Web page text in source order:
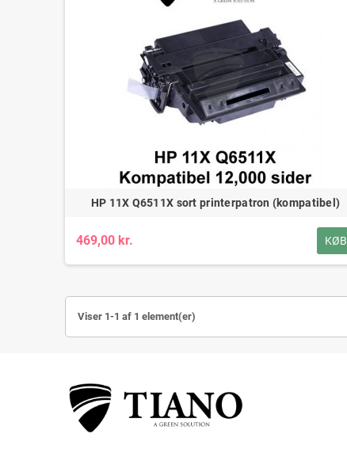
HP 11X Q6511X sort printerpatron (kompatibel)
469,00 kr. KØB
Viser 1-1 af 1 element(er)